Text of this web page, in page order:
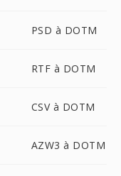
PSD à DOTM
RTF à DOTM
CSV à DOTM
AZW3 à DOTM